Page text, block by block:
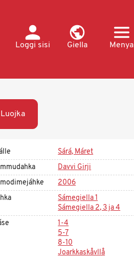
Loggi sisi
Giella Menya
Luojka
Sárá, Máret
Davvi Girji
2006
Sámegiella 1
Sámegiella 2, 3 ja 4
1-4
5-7
8-10
Joarkkaskåvllå